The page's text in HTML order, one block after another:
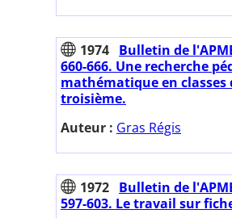
1974 Bulletin de
660-666. Une recherche
mathématique en
troisième.
Auteur : Gras Régis
1972 Bulletin de
597-603. Le travail sur